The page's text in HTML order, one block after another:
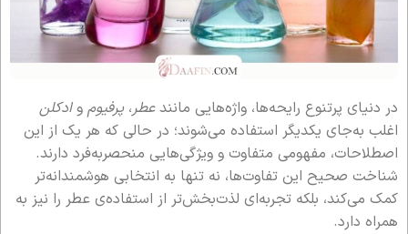
در دنیای پرتنوع رایحه‌ها، واژه‌هایی مانندعطر، پرفیوم وادکلن
اغلب به‌جای یکدیگر استفاده می‌شوند؛ در حالی که هر یک از این
اصطلاحات، مفهومی متفاوت و ویژگی‌هایی منحصربه‌فرد دارند.
شناخت صحیح این تفاوت‌ها، نه تنها به انتخابی هوشمندانه‌تر
کمک می‌کند، بلکه تجربه‌ای لذت‌بخش‌تر از استفاده‌ی عطر را نیز به
همراه دارد.